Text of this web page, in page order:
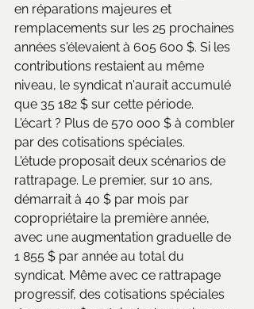
en réparations majeures et
remplacements sur les 25 prochaines
années s'élevaient à 605 600 $. Si les
contributions restaient au même
niveau, le syndicat n'aurait accumulé
que 35 182 $ sur cette période.
L'écart ? Plus de 570 000 $ à combler
par des cotisations spéciales.
L'étude proposait deux scénarios de
rattrapage. Le premier, sur 10 ans,
démarrait à 40 $ par mois par
copropriétaire la première année,
avec une augmentation graduelle de
1 855 $ par année au total du
syndicat. Même avec ce rattrapage
progressif, des cotisations spéciales